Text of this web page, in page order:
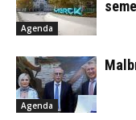
Agenda
Agenda